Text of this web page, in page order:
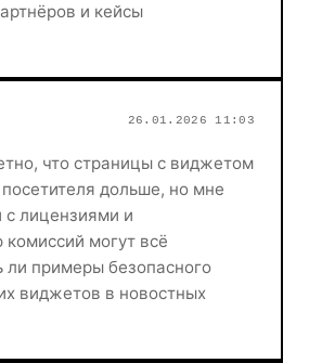
и кейсы
26.01.2026 11:03
что страницы с виджетом
дольше, но мне
с лицензиями и
могут всё
ли примеры безопасного
виджетов в новостных